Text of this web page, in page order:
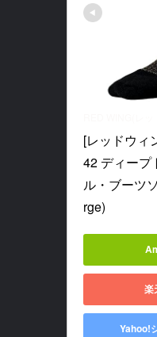
[レッドウィ
42 ディープ
ル・ブーツ
rge)
楽
Yahoo!